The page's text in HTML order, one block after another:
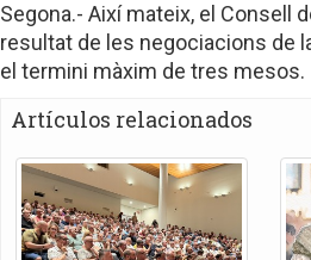
Segona.- Així mateix, el Consell
resultat de les negociacions de
el termini màxim de tres mesos.
Artículos relacionados